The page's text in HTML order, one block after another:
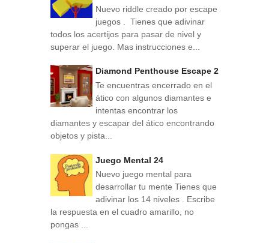
Nuevo riddle creado por escape
juegos . Tienes que adivinar
todos los acertijos para pasar de nivel y
superar el juego. Mas instrucciones e...
Diamond Penthouse Escape 2
Te encuentras encerrado en el
ático con algunos diamantes e
intentas encontrar los
diamantes y escapar del ático encontrando
objetos y pista...
Juego Mental 24
Nuevo juego mental para
desarrollar tu mente Tienes que
adivinar los 14 niveles . Escribe
la respuesta en el cuadro amarillo, no
pongas ...